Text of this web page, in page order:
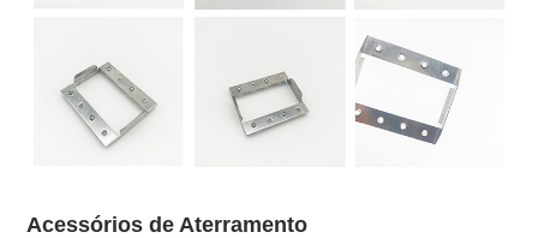
Acessórios de Aterramento